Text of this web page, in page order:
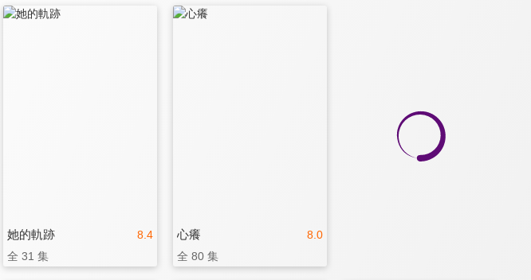
8.4
她的軌跡
全 31 集
8.0
心癢
全 80 集